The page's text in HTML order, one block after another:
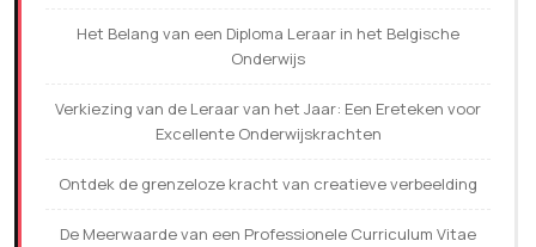
Het Belang van een Diploma Leraar in het Belgische
Onderwijs
Verkiezing van de Leraar van het Jaar: Een Ereteken voor
Excellente Onderwijskrachten
Ontdek de grenzeloze kracht van creatieve verbeelding
De Meerwaarde van een Professionele Curriculum Vitae